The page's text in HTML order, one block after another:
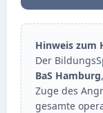
Hinweis zum
Der
BaS Hamburg
Zuge des
gesamte